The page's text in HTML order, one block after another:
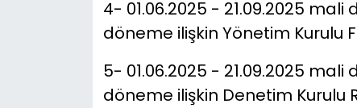
4- 01.06.2025 - 21.09.2025
döneme ilişkin Yönetim Kurulu
5- 01.06.2025 - 21.09.2025
döneme ilişkin Denetim Kurulu